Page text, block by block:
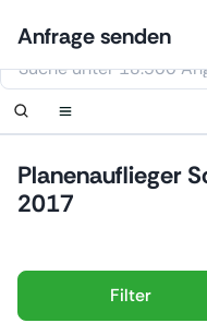
Inhalt
springen
Planenauflieger
2017
Filter
Anmelden
Benachrichtigung
Diese Webseite
Kontaktiere uns
Ihre Anfrage wurde
Anfrage senden
Benachrichtigung